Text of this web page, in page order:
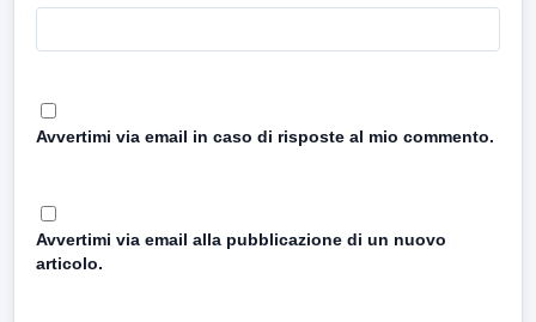
Avvertimi via email in caso di risposte al mio commento.
Avvertimi via email alla pubblicazione di un nuovo
articolo.